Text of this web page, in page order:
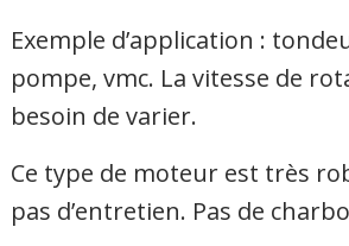
Exemple d’application :
pompe, vmc. La vitesse de
besoin de varier.
Ce type de moteur est très
pas d’entretien. Pas de